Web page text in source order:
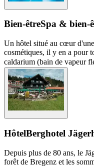
Bien-êtreSpa & bien-
Un hôtel situé au cœur
cosmétiques, il y en a pour
caldarium (bain de vapeur
HôtelBerghotel
Depuis plus de 80 ans, le
forêt de Bregenz et les